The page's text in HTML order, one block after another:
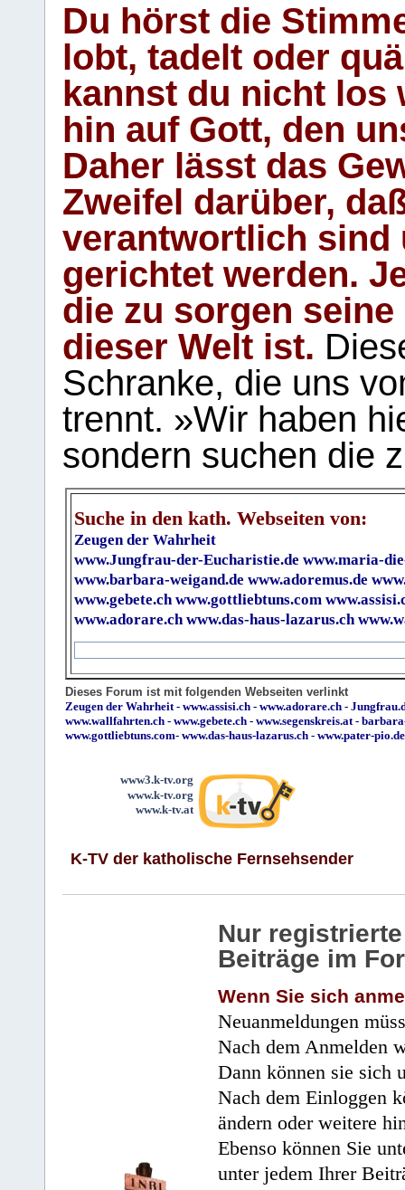
Du hörst die
lobt, tadelt oder
kannst du nicht los
hin auf Gott, den
Daher lässt das
Zweifel darüber,
verantwortlich sind
gerichtet werden.
die zu sorgen
dieser Welt ist.
Schranke, die uns
trennt. »Wir haben
sondern suchen die
Suche in den kath. Webseiten von:
Zeugen der Wahrheit
www.Jungfrau-der-Eucharistie.de www.maria-
www.barbara-weigand.de www.adoremus.de
www.gebete.ch www.gottliebtuns.com
www.adorare.ch www.das-haus-lazarus.ch
Dieses Forum ist mit folgenden Webseiten verlinkt
Zeugen der Wahrheit - www.assisi.ch - www.adorare.ch -
www.wallfahrten.ch - www.gebete.ch - www.segenskreis.at -
www.gottliebtuns.com- www.das-haus-lazarus.ch - www.pater-pio.de
www3.k-tv.org
www.k-tv.org
www.k-tv.at
K-TV der katholische Fernsehsender
Nur
Beiträge im
Wenn Sie sich
Neuanmeldungen
Nach dem Anmelden
Dann können sie sich
Nach dem Einloggen
ändern oder weitere
Ebenso können Sie
unter jedem Ihrer